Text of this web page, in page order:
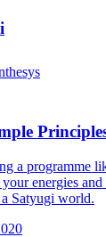
a programme
energies
Satyugi world.